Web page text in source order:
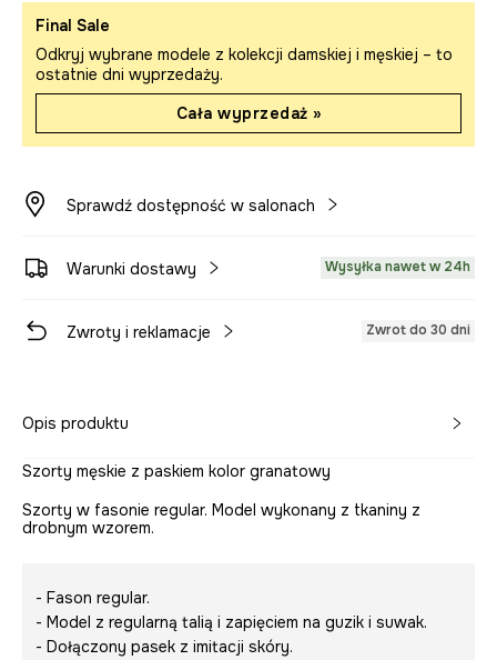
Final Sale
Odkryj wybrane modele z kolekcji damskiej i męskiej – to
ostatnie dni wyprzedaży.
Cała wyprzedaż »
Sprawdź dostępność w salonach
Warunki dostawy Wysyłka nawet w 24h
Zwroty i reklamacje Zwrot do 30 dni
Opis produktu
Szorty męskie z paskiem kolor granatowy
Szorty w fasonie regular. Model wykonany z tkaniny z
drobnym wzorem.
- Fason regular.
- Model z regularną talią i zapięciem na guzik i suwak.
- Dołączony pasek z imitacji skóry.